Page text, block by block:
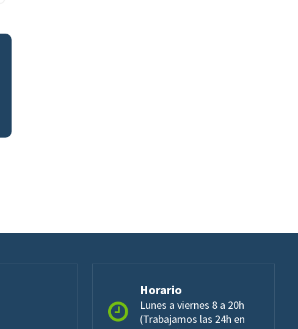
Horario
Lunes a viernes 8 a 20h
(Trabajamos las 24h en